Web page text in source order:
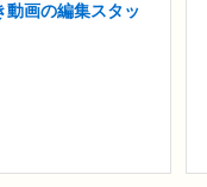
動画の編集スタッ